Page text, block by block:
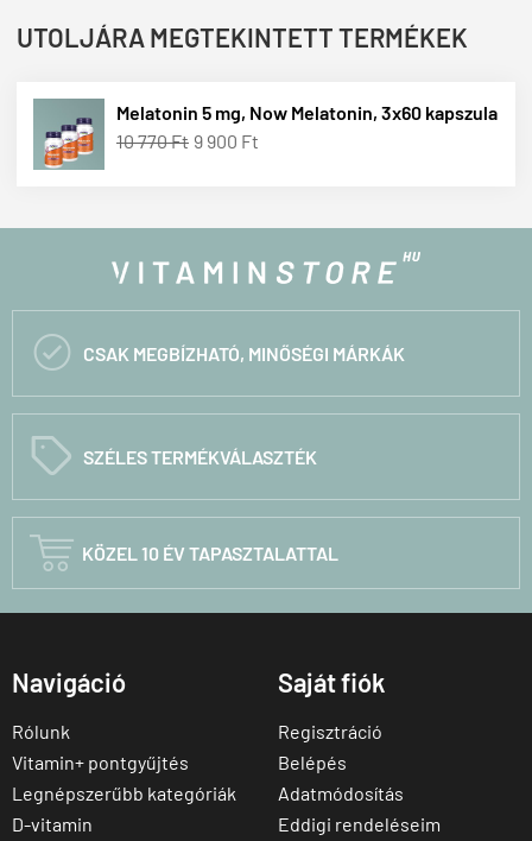
UTOLJÁRA MEGTEKINTETT TERMÉKEK
Melatonin 5 mg, Now Melatonin, 3x60 kapszula
10 770 Ft 9 900 Ft
 CSAK MEGBÍZHATÓ, MINŐSÉGI MÁRKÁK
C SZÉLES TERMÉKVÁLASZTÉK
 KÖZEL 10 ÉV TAPASZTALATTAL
Navigáció
Rólunk
Vitamin+ pontgyűjtés
Legnépszerűbb kategóriák
D-vitamin
Saját fiók
Regisztráció
Belépés
Adatmódosítás
Eddigi rendeléseim